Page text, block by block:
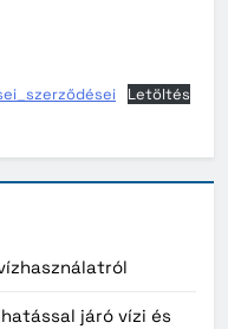
Letöltés
járó vízi és